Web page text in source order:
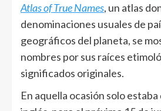
Atlas of True Names, un atlas
denominaciones usuales de
geográficos del planeta, se
nombres por sus raíces
significados originales.
En aquella ocasión solo